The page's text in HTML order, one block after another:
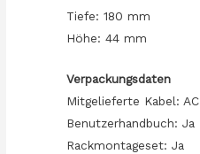
Tiefe: 180 mm
Höhe: 44 mm
Verpackungsdaten
Mitgelieferte Kabel: AC
Benutzerhandbuch: Ja
Rackmontageset: Ja